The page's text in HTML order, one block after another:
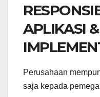
APLIKASI &
Perusahaan
saja kepada